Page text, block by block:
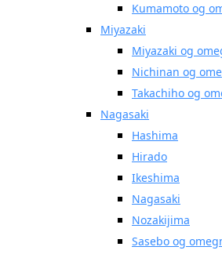
Kumamoto og
Miyazaki
Miyazaki og
Nichinan og
Takachiho og
Nagasaki
Hashima
Hirado
Ikeshima
Nagasaki
Nozakijima
Sasebo og